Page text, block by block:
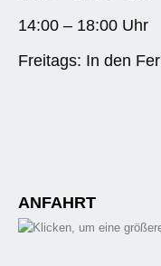
14:00 – 18:00 Uhr
Freitags: In den
ANFAHRT